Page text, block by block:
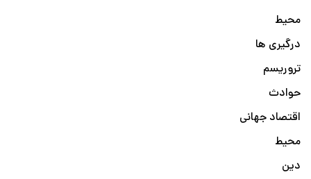
محیط
درگیری ها
تروریسم
حوادث
اقتصاد جهانی
محیط
دین